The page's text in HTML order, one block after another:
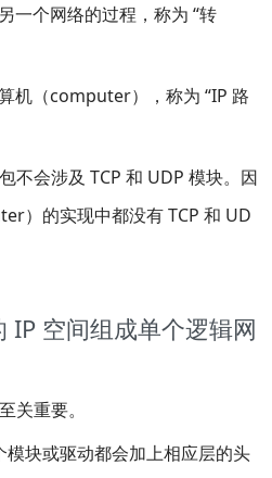
一个网络的过程，称为 “转
机（computer），称为 “IP 路
不会涉及 TCP 和 UDP 模块。因
）的实现中都没有 TCP 和 UD
IP 空间组成单个逻辑网
关重要。
块或驱动都会加上相应层的头